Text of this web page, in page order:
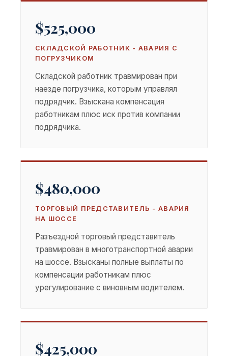
$525,000
СКЛАДСКОЙ РАБОТНИК - АВАРИЯ С
ПОГРУЗЧИКОМ
Складской работник травмирован при
наезде погрузчика, которым управлял
подрядчик. Взыскана компенсация
работникам плюс иск против компании
подрядчика.
$480,000
ТОРГОВЫЙ ПРЕДСТАВИТЕЛЬ - АВАРИЯ
НА ШОССЕ
Разъездной торговый представитель
травмирован в многотранспортной аварии
на шоссе. Взысканы полные выплаты по
компенсации работникам плюс
урегулирование с виновным водителем.
$425,000